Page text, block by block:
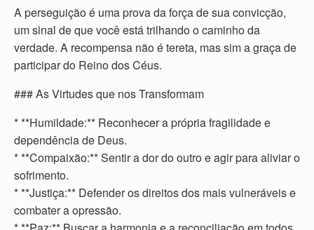
A perseguição é uma prova da força de sua convicção,
um sinal de que você está trilhando o caminho da
verdade. A recompensa não é tereta, mas sim a graça de
participar do Reino dos Céus.
### As Virtudes que nos Transformam
* **Humildade:** Reconhecer a própria fragilidade e
dependência de Deus.
* **Compaixão:** Sentir a dor do outro e agir para aliviar o
sofrimento.
* **Justiça:** Defender os direitos dos mais vulneráveis e
combater a opressão.